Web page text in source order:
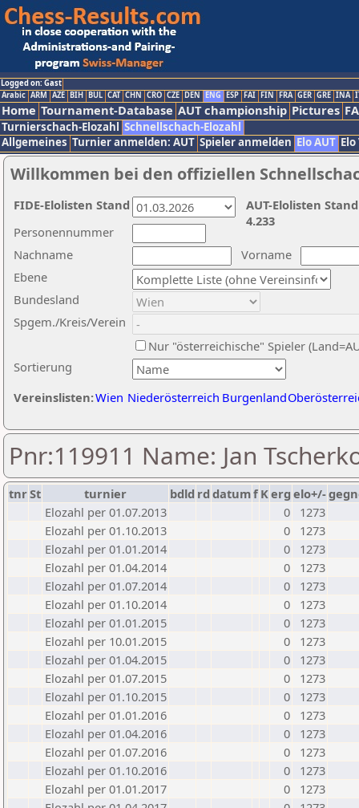
Logged on: Gast
Arabic ARM AZE BIH BUL CAT CHN CRO CZE DEN ENG ESP FAI FIN FRA GER GRE INA
Home Tournament-Database AUT championship Pictures
Turnierschach-Elozahl Schnellschach-Elozahl
Allgemeines Turnier anmelden: AUT Spieler anmelden Elo AUT
Willkommen bei den offiziellen
Nachname
Vorname
Ebene
Sortierung
Personennummer
Bundesland
Spgem./Kreis/Verein
Nur "österreichische" Spieler
Vereinslisten:Wien Niederösterreich Burgenland
AUT-Elolisten
4.233
FIDE-Elolisten Stand
Pnr:119911 Name: Jan
tnrSt turnier bdld rd datumf Kerg elo+/-
Elozahl per 01.07.2013
0
1273
Elozahl per 01.10.2013
0
1273
Elozahl per 01.01.2014
0
1273
Elozahl per 01.04.2014
0
1273
Elozahl per 01.07.2014
0
1273
Elozahl per 01.10.2014
0
1273
Elozahl per 01.01.2015
0
1273
Elozahl per 10.01.2015
0
1273
Elozahl per 01.04.2015
0
1273
Elozahl per 01.07.2015
0
1273
Elozahl per 01.10.2015
0
1273
Elozahl per 01.01.2016
0
1273
Elozahl per 01.04.2016
0
1273
Elozahl per 01.07.2016
0
1273
Elozahl per 01.10.2016
0
1273
Elozahl per 01.01.2017
0
1273